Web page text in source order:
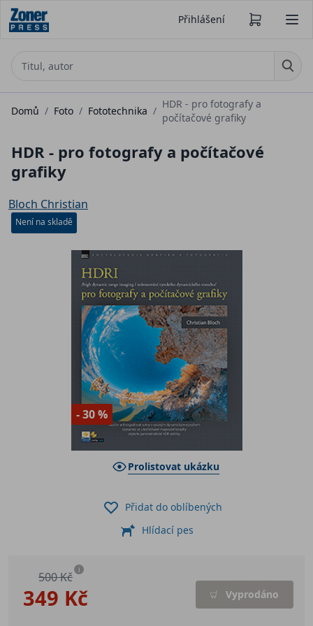
Přihlášení
Domů / Foto / Fototechnika /
HDR - pro fotografy a
počítačové grafiky
HDR - pro fotografy a počítačové
grafiky
Bloch Christian
Není na skladě
- 30 %
Prolistovat ukázku
349 Kč
500 Kč i
Vyprodáno
Přidat do oblíbených
Hlídací pes